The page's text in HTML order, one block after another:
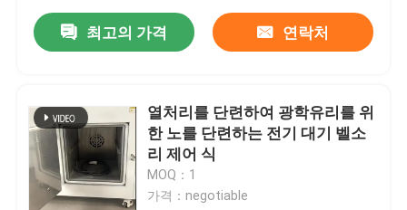
최고의 가격 연락처
열처리를 단련하여 광학유리를 위
한 노를 단련하는 전기 대기 벨소
리 제어 식
MOQ：1
가격：negotiable